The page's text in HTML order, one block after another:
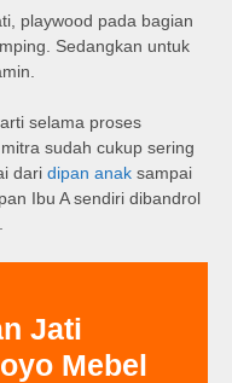
playwood pada bagian
Sedangkan untuk
selama proses
sudah cukup sering
dari dipan anak sampai
Ibu A sendiri dibandrol
Jati
Mebel